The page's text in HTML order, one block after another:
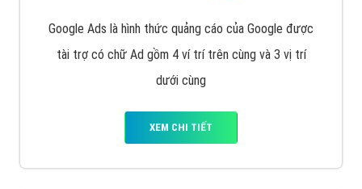
Google Ads là hình thức quảng cáo của Google được
tài trợ có chữ Ad gồm 4 ví trí trên cùng và 3 vị trí
dưới cùng
XEM CHI TIẾT